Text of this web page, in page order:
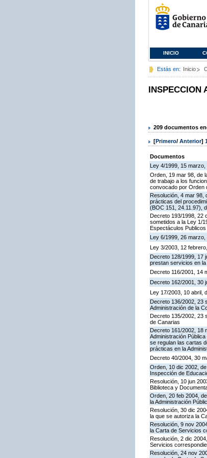
INICIO
Estás en: Inicio
INSPECCION
209 documentos
[Primero/ Anterior]
Documentos
Ley 4/1999, 15
Orden, 19 mar 98, de
de trabajo a los
convocado por Orden
Resolución, 4 mar 98,
prácticas del
(BOC 151, 24.11.97),
Decreto 193/1998, 22
sometidos a la Ley 1/
Espectáculos
Ley 6/1999, 26
Ley 3/2003, 12
Decreto 128/1999, 17
prestan servicios en la
Decreto 116/2001, 14
Decreto 162/2001, 30
Ley 17/2003, 10 abril,
Decreto 136/2002, 23
Administración de la
Decreto 135/2002, 23
de Canarias
Decreto 161/2002, 18
Administración
se regulan las cartas
prácticas en la
Decreto 40/2004, 30
Orden, 10 dic 2002,
Inspección de
Resolución, 10 jun
Biblioteca y
Orden, 20 feb 2004,
la Administración
Resolución, 30 dic
la que se autoriza la
Resolución, 9 nov
la Carta de Servicios
Resolución, 2 dic
Servicios
Resolución, 24 nov